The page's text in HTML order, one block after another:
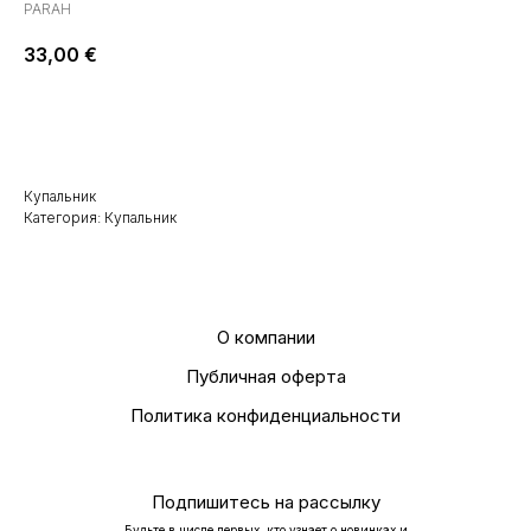
PARAH
33,00 €
Купальник
Категория: Купальник
Подпишитесь на рассылку
Политика конфиденциальности
О компании
Публичная оферта